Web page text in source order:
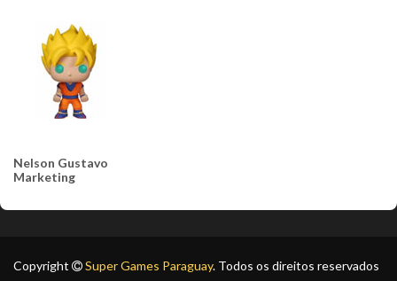
Nelson Gustavo
Marketing
Copyright Super Games Paraguay. Todos os direitos reservados